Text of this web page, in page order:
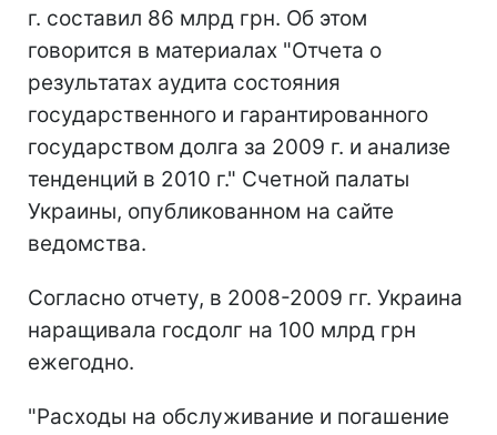
г. составил 86 млрд грн. Об этом
говорится в материалах "Отчета о
результатах аудита состояния
государственного и гарантированного
государством долга за 2009 г. и анализе
тенденций в 2010 г." Счетной палаты
Украины, опубликованном на сайте
ведомства.
Согласно отчету, в 2008-2009 гг. Украина
наращивала госдолг на 100 млрд грн
ежегодно.
"Расходы на обслуживание и погашение